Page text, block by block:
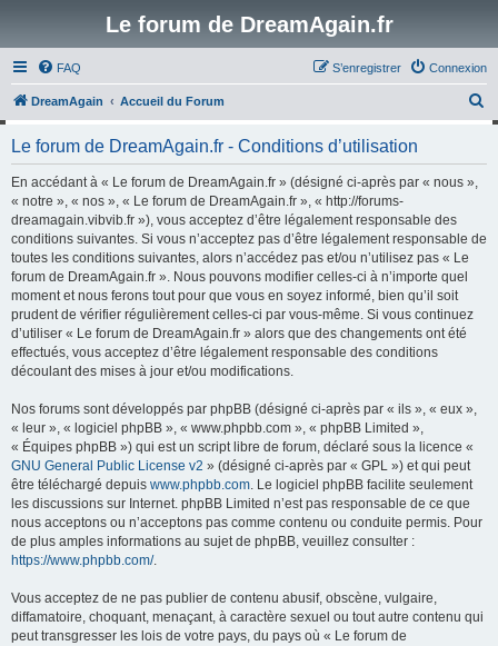
Le forum de DreamAgain.fr
FAQ Connexion
S’enregistrer
DreamAgain Accueil du Forum
Le forum de DreamAgain.fr - Conditions d’utilisation
En accédant à « Le forum de DreamAgain.fr » (désigné ci-après par « nous »,
« notre », « nos », « Le forum de DreamAgain.fr », « http://forums-
dreamagain.vibvib.fr »), vous acceptez d’être légalement responsable des
conditions suivantes. Si vous n’acceptez pas d’être légalement responsable de
toutes les conditions suivantes, alors n’accédez pas et/ou n’utilisez pas « Le
forum de DreamAgain.fr ». Nous pouvons modifier celles-ci à n’importe quel
moment et nous ferons tout pour que vous en soyez informé, bien qu’il soit
prudent de vérifier régulièrement celles-ci par vous-même. Si vous continuez
d’utiliser « Le forum de DreamAgain.fr » alors que des changements ont été
effectués, vous acceptez d’être légalement responsable des conditions
découlant des mises à jour et/ou modifications.
Nos forums sont développés par phpBB (désigné ci-après par « ils », « eux »,
« leur », « logiciel phpBB », « www.phpbb.com », « phpBB Limited »,
« Équipes phpBB ») qui est un script libre de forum, déclaré sous la licence «
GNU General Public License v2 » (désigné ci-après par « GPL ») et qui peut
être téléchargé depuis www.phpbb.com. Le logiciel phpBB facilite seulement
les discussions sur Internet. phpBB Limited n’est pas responsable de ce que
nous acceptons ou n’acceptons pas comme contenu ou conduite permis. Pour
de plus amples informations au sujet de phpBB, veuillez consulter :
https://www.phpbb.com/.
Vous acceptez de ne pas publier de contenu abusif, obscène, vulgaire,
diffamatoire, choquant, menaçant, à caractère sexuel ou tout autre contenu qui
peut transgresser les lois de votre pays, du pays où « Le forum de